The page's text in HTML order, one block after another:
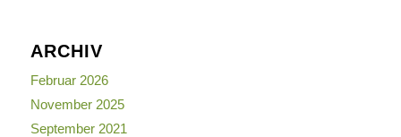
ARCHIV
Februar 2026
November 2025
September 2021